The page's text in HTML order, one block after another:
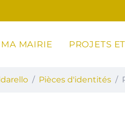
Caldarello
MA MAIRIE PROJETS
Pièces d'identités